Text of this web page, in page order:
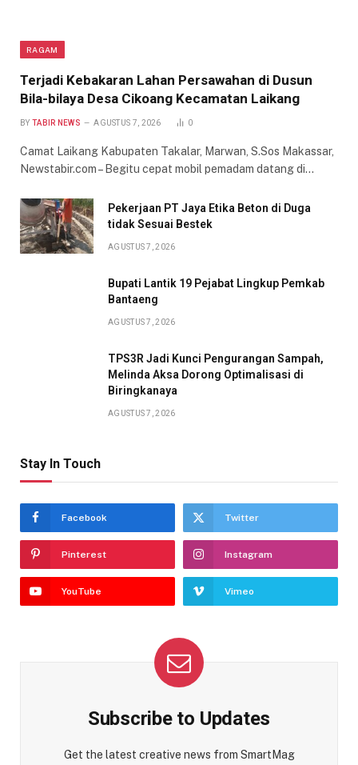
RAGAM
Terjadi Kebakaran Lahan Persawahan di Dusun
Bila-bilaya Desa Cikoang Kecamatan Laikang
BY TABIR NEWS AGUSTUS 7, 2026 0
Camat Laikang Kabupaten Takalar, Marwan, S.Sos Makassar,
Newstabir.com – Begitu cepat mobil pemadam datang di…
Pekerjaan PT Jaya Etika Beton di Duga
tidak Sesuai Bestek
AGUSTUS 7, 2026
Bupati Lantik 19 Pejabat Lingkup Pemkab
Bantaeng
AGUSTUS 7, 2026
TPS3R Jadi Kunci Pengurangan Sampah,
Melinda Aksa Dorong Optimalisasi di
Biringkanaya
AGUSTUS 7, 2026
Stay In Touch
Facebook Twitter
Pinterest Instagram
YouTube Vimeo
Subscribe to Updates
Get the latest creative news from SmartMag